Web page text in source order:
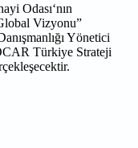
Odası‘nın
Vizyonu”
Yönetici
Türkiye Strateji